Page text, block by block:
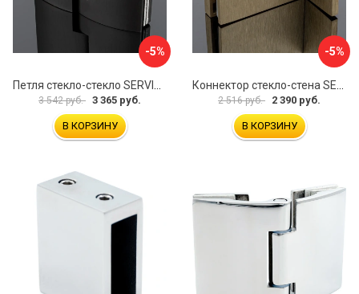
-5%
3 542 руб. 3 365 руб.
В КОРЗИНУ
-5%
2 516 руб. 2 390 руб.
В КОРЗИНУ